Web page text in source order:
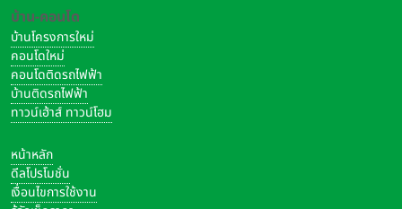
บ้าน-คอนโด
บ้านโครงการใหม่
คอนโดใหม่
คอนโดติดรถไฟฟ้า
บ้านติดรถไฟฟ้า
ทาวน์เฮ้าส์ ทาวน์โฮม
หน้าหลัก
ดีลโปรโมชั่น
เงื่อนไขการใช้งาน